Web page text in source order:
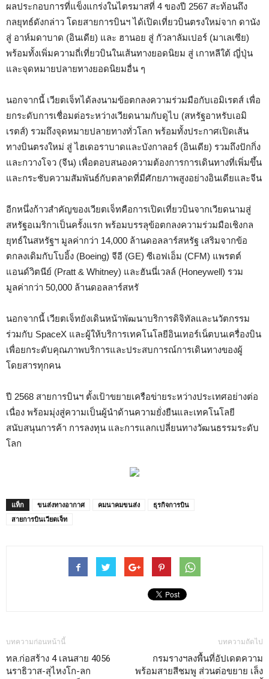
ผลประกอบการที่แข็งแกร่งในไตรมาสที่ 4 ของปี 2567 สะท้อนถึง
กลยุทธ์ดังกล่าว โดยสายการบินฯ ได้เปิดเที่ยวบินตรงใหม่จาก ดานัง
สู่ อาห์มดาบาด (อินเดีย) และ ฮานอย สู่ กัวลาลัมเปอร์ (มาเลเซีย)
พร้อมทั้งเพิ่มความถี่เที่ยวบินในเส้นทางยอดนิยม สู่ เกาหลีใต้ ญี่ปุ่น
และจุดหมายปลายทางยอดนิยมอื่น ๆ
นอกจากนี้ เวียตเจ็ทได้ลงนามข้อตกลงความร่วมมือกับเอมิเรตส์ เพื่อ
ยกระดับการเชื่อมต่อระหว่างเวียดนามกับดูไบ (สหรัฐอาหรับเอมิ
เรตส์) รวมถึงจุดหมายปลายทางทั่วโลก พร้อมทั้งประกาศเปิดเส้น
ทางบินตรงใหม่ สู่ ไฮเดอราบาดและบังกาลอร์ (อินเดีย) รวมถึงปักกิ่ง
และกวางโจว (จีน) เพื่อตอบสนองความต้องการการเดินทางที่เพิ่มขึ้น
และกระชับความสัมพันธ์กับตลาดที่มีศักยภาพสูงอย่างอินเดียและจีน
อีกหนึ่งก้าวสำคัญของเวียตเจ็ทคือการเปิดเที่ยวบินจากเวียดนามสู่
สหรัฐอเมริกาเป็นครั้งแรก พร้อมบรรลุข้อตกลงความร่วมมือเชิงกล
ยุทธ์ในสหรัฐฯ มูลค่ากว่า 14,000 ล้านดอลลาร์สหรัฐ เสริมจากข้อ
ตกลงเดิมกับโบอิ้ง (Boeing) จีอี (GE) ซีเอฟเอ็ม (CFM) แพรตต์
แอนด์วิตนีย์ (Pratt & Whitney) และฮันนี่เวลล์ (Honeywell) รวม
มูลค่ากว่า 50,000 ล้านดอลลาร์สหรั
นอกจากนี้ เวียตเจ็ทยังเดินหน้าพัฒนาบริการดิจิทัลและนวัตกรรม
ร่วมกับ SpaceX และผู้ให้บริการเทคโนโลยีอินเทอร์เน็ตบนเครื่องบิน
เพื่อยกระดับคุณภาพบริการและประสบการณ์การเดินทางของผู้
โดยสารทุกคน
ปี 2568 สายการบินฯ ตั้งเป้าขยายเครือข่ายระหว่างประเทศอย่างต่อ
เนื่อง พร้อมมุ่งสู่ความเป็นผู้นำด้านความยั่งยืนและเทคโนโลยี
สนับสนุนการค้า การลงทุน และการแลกเปลี่ยนทางวัฒนธรรมระดับ
โลก
แท็ก ขนส่งทางอากาศ คมนาคมขนส่ง
ธุรกิจการบิน
สายการบินเวียตเจ็ท
บทความก่อนหน้านี้
ทล.ก่อสร้าง 4 เลนสาย 4056
นราธิวาส-สุไหงโก-ลก
บทความถัดไป
กรมรางฯลงพื้นที่อัปเดตความ
พร้อมสายสีชมพู ส่วนต่อขยาย เล็ง